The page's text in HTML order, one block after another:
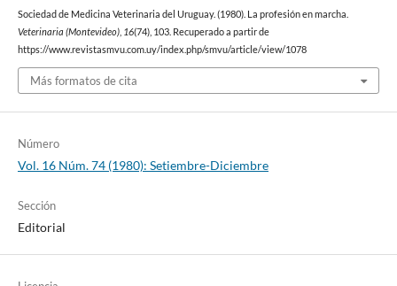
Sociedad de Medicina Veterinaria del Uruguay. (1980). La profesión en marcha.
Veterinaria (Montevideo), 16(74), 103. Recuperado a partir de
https://www.revistasmvu.com.uy/index.php/smvu/article/view/1078
Más formatos de cita
Número
Vol. 16 Núm. 74 (1980): Setiembre-Diciembre
Sección
Editorial